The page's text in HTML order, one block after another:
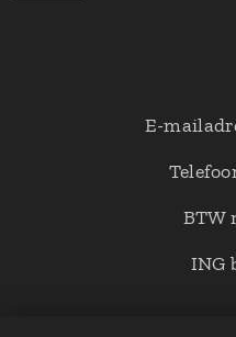
E-
BTW
ING